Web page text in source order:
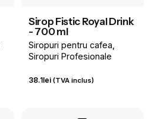
Sirop Fistic Royal Drink
- 700 ml
Siropuri pentru cafea
Siropuri Profesionale
38.1lei (TVA inclus)